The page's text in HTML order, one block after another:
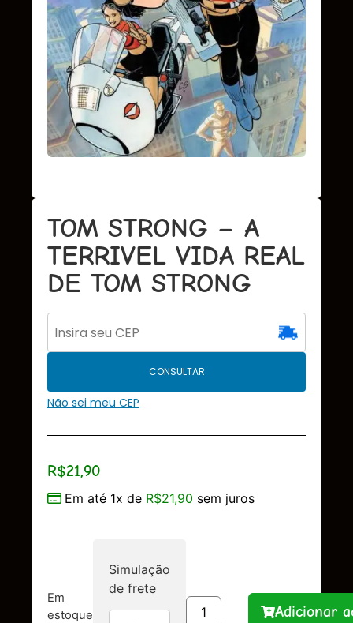
TOM STRONG – A
TERRIVEL VIDA REAL
DE TOM STRONG
CONSULTAR
Não sei meu CEP
R$21,90
Em até 1x de R$21,90 sem juros
Em
estoque
Simulação
de frete
Adicionar